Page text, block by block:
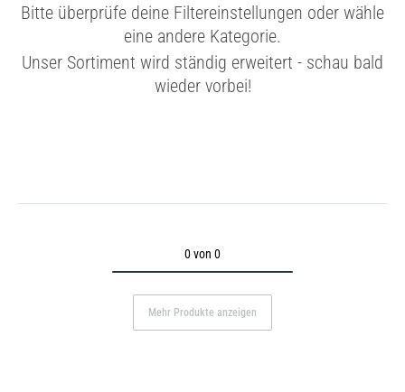
Bitte überprüfe deine Filtereinstellungen oder wähle
eine andere Kategorie.
Unser Sortiment wird ständig erweitert - schau bald
wieder vorbei!
0 von 0
Mehr Produkte anzeigen